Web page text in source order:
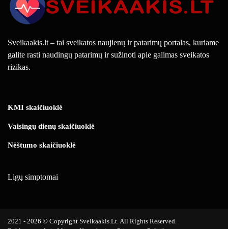
Sveikaakis.lt – tai sveikatos naujienų ir patarimų portalas, kuriame
galite rasti naudingų patarimų ir sužinoti apie galimas sveikatos
rizikas.
KMI skaičiuoklė
Vaisingų dienų skaičiuoklė
Nėštumo skaičiuoklė
Ligų simptomai
2021 - 2026 © Copyright Sveikaakis.lt. All Rights Reserved.